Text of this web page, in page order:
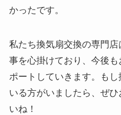
かったです。
私たち換気扇交換の専門
事を心掛けており、今後
ポートしていきます。も
いる方がいましたら、ぜ
いね！